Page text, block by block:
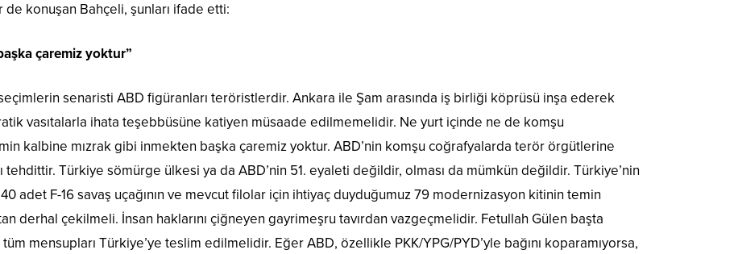
konuşan Bahçeli, şunları ifade etti:
çaremiz yoktur”
seçimlerin senaristi ABD figüranları teröristlerdir. Ankara ile Şam arasında iş birliği köprüsü inşa ederek
vasıtalarla ihata teşebbüsüne katiyen müsaade edilmemelidir. Ne yurt içinde ne de komşu
kalbine mızrak gibi inmekten başka çaremiz yoktur. ABD’nin komşu coğrafyalarda terör örgütlerine
Türkiye sömürge ülkesi ya da ABD’nin 51. eyaleti değildir, olması da mümkün değildir. Türkiye’nin
adet F-16 savaş uçağının ve mevcut filolar için ihtiyaç duyduğumuz 79 modernizasyon kitinin temin
derhal çekilmeli. İnsan haklarını çiğneyen gayrimeşru tavırdan vazgeçmelidir. Fetullah Gülen başta
mensupları Türkiye’ye teslim edilmelidir. Eğer ABD, özellikle PKK/YPG/PYD’yle bağını koparamıyorsa,